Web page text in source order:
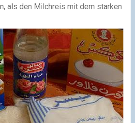
als den Milchreis mit dem starken